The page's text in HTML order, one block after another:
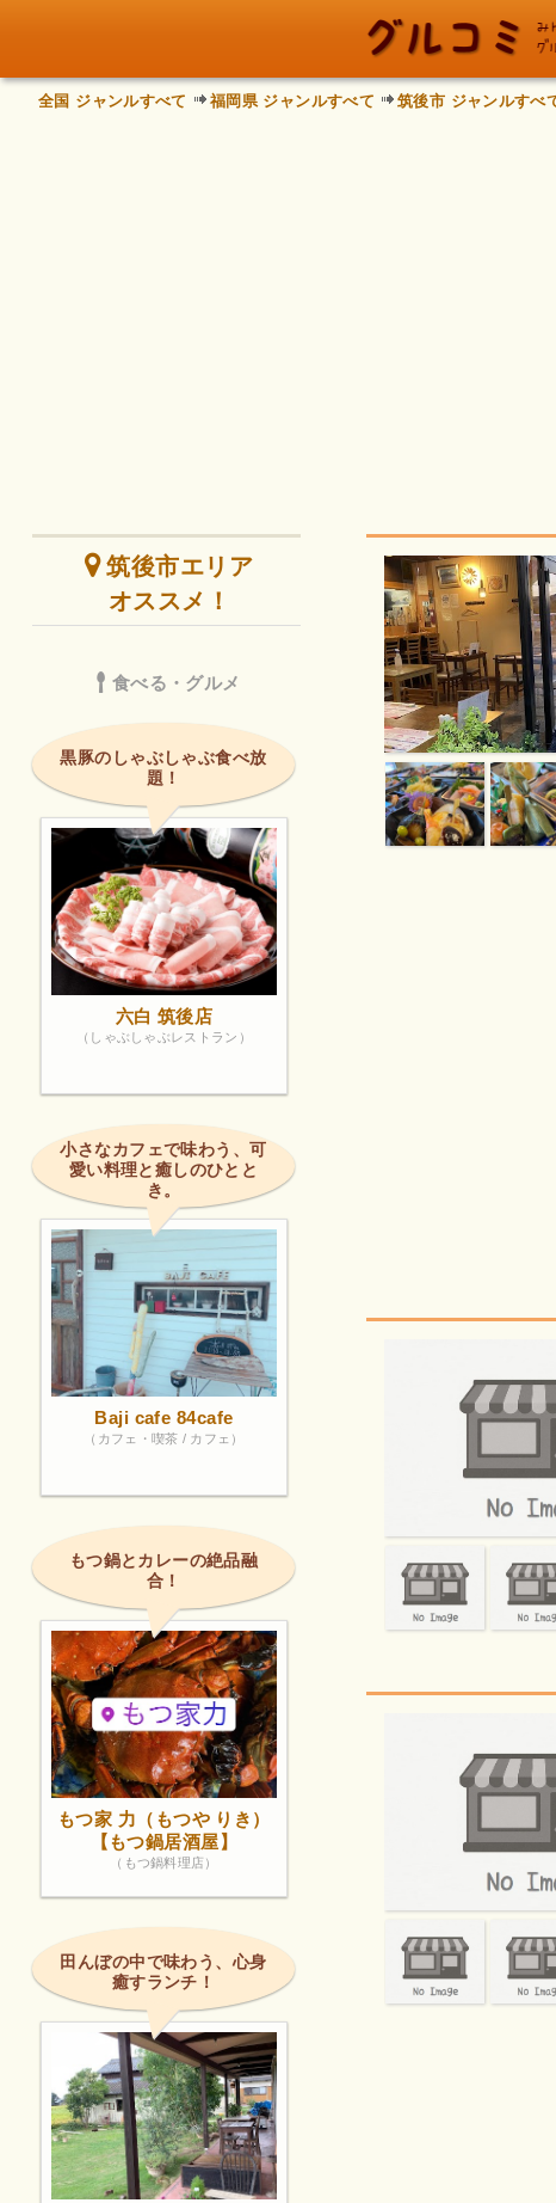
全国 ジャンルすべて 福岡県 ジャンルすべて 筑後市 ジャンルすべ
筑後市エリア
オススメ！
食べる・グルメ
黒豚のしゃぶしゃぶ食べ放
題！
六白 筑後店
（しゃぶしゃぶレストラン）
小さなカフェで味わう、可
愛い料理と癒しのひとと
き。
Baji cafe 84cafe
（カフェ・喫茶 / カフェ）
もつ鍋とカレーの絶品融
合！
もつ家 力（もつや りき）
【もつ鍋居酒屋】
（もつ鍋料理店）
田んぼの中で味わう、心身
癒すランチ！